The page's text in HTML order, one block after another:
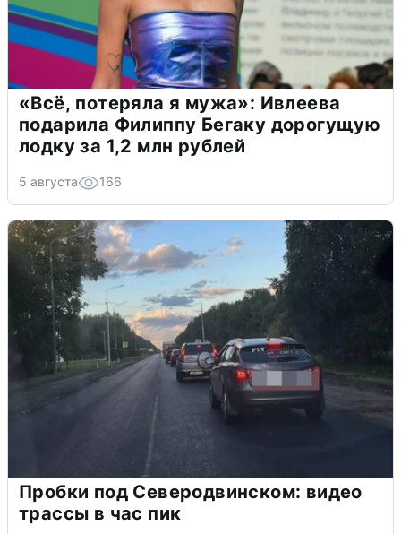
«Всё, потеряла я мужа»: Ивлеева
подарила Филиппу Бегаку дорогущую
лодку за 1,2 млн рублей
5 августа 166
Пробки под Северодвинском: видео
трассы в час пик